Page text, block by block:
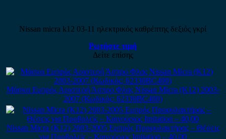
Nissan micra k12 03-11 ηλεκτρικός καθρέπτης δεξιός γκρί
Ρωτήστε τιμή
Δείτε επίσης
Μάσκα Εμπρός Αριστερή Άσπρο Φλας Nissan Micra (K12) 2003-
2007 (Κωδικός: 62330BC400)
Nissan Micra (K12) 2003-2005 Εμπρός Προφυλακτήρας – Θέσεις
για Προβολείς – Καινούριος Imitation – 40,00